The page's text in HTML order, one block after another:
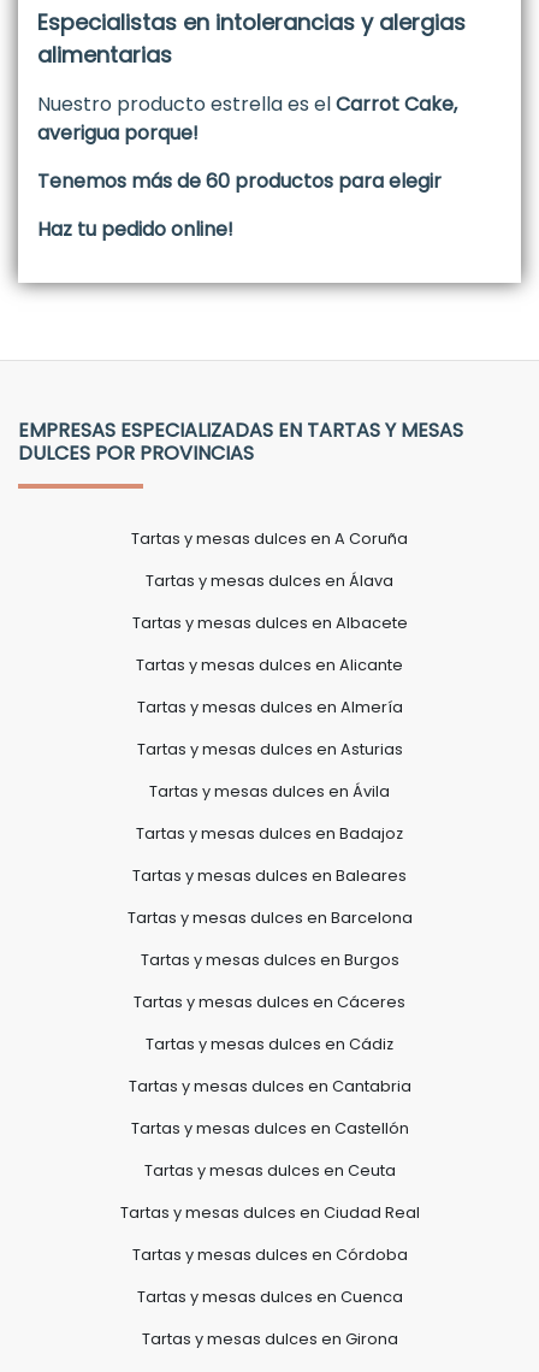
Especialistas en intolerancias y alergias
alimentarias
Nuestro producto estrella es elCarrot Cake,
averigua porque!
Tenemos más de 60 productos para elegir
Haz tu pedido online!
EMPRESAS ESPECIALIZADAS EN TARTAS Y MESAS
DULCES POR PROVINCIAS
Tartas y mesas dulces en A Coruña
Tartas y mesas dulces en Álava
Tartas y mesas dulces en Albacete
Tartas y mesas dulces en Alicante
Tartas y mesas dulces en Almería
Tartas y mesas dulces en Asturias
Tartas y mesas dulces en Ávila
Tartas y mesas dulces en Badajoz
Tartas y mesas dulces en Baleares
Tartas y mesas dulces en Barcelona
Tartas y mesas dulces en Burgos
Tartas y mesas dulces en Cáceres
Tartas y mesas dulces en Cádiz
Tartas y mesas dulces en Cantabria
Tartas y mesas dulces en Castellón
Tartas y mesas dulces en Ceuta
Tartas y mesas dulces en Ciudad Real
Tartas y mesas dulces en Córdoba
Tartas y mesas dulces en Cuenca
Tartas y mesas dulces en Girona